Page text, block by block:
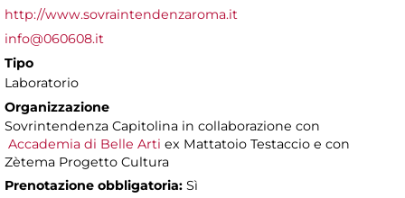
http://www.sovraintendenzaroma.it
info@060608.it
Tipo
Laboratorio
Organizzazione
Sovrintendenza Capitolina in collaborazione con
Accademia di Belle Arti ex Mattatoio Testaccio e con
Zètema Progetto Cultura
Prenotazione obbligatoria: Sì